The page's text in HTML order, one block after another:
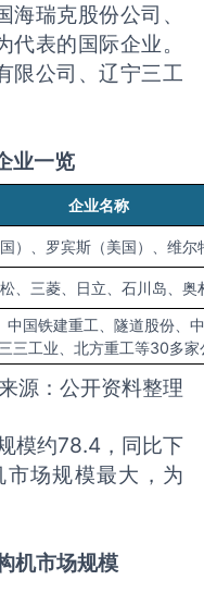
瑞克股份公司、
表的国际企业。
限公司、辽宁三工
业一览
企业名称
）、罗宾斯（美国）、维尔
、三菱、日立、石川岛、奥
中国铁建重工、隧道股份、
三工业、北方重工等30多家
源：公开资料整理
约78.4，同比下
场规模最大，为
机市场规模